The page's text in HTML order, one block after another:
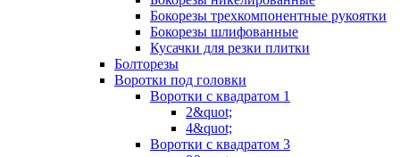
Бокорезы трехкомпонентные рукоятки
Бокорезы шлифованные
Кусачки для резки плитки
Болторезы
Воротки под головки
Воротки с квадратом 1
2&quot;
4&quot;
Воротки с квадратом 3